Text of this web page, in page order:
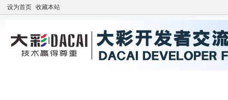
设为首页 收藏本站